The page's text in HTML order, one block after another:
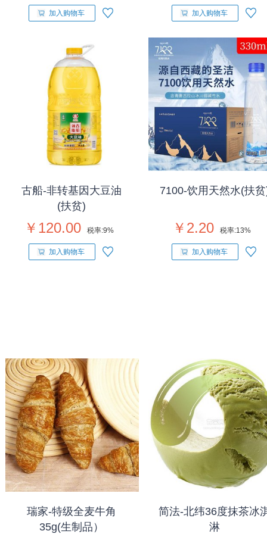
加入购物车 加入购物车
古船-非转基因大豆油
(扶贫)
￥120.00 税率:9%
加入购物车
7100-饮用天然水(扶
￥2.20 税率:13%
加入购物车
瑞家-特级全麦牛角
35g(生制品）
简法-北纬36度抹茶冰
淋